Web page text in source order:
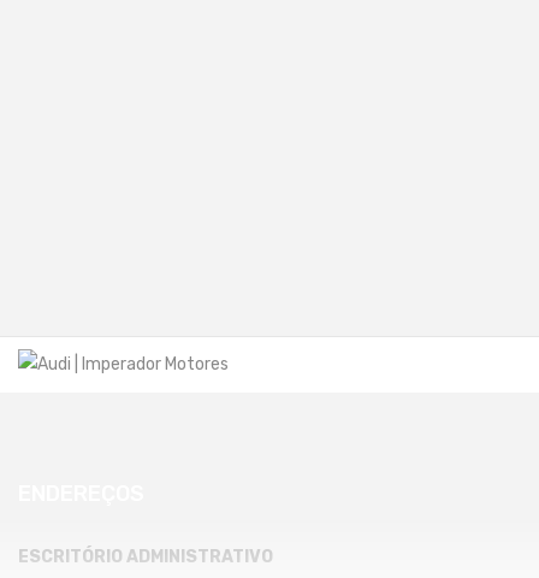
ESCRITÓRIO ADMINISTRATIVO